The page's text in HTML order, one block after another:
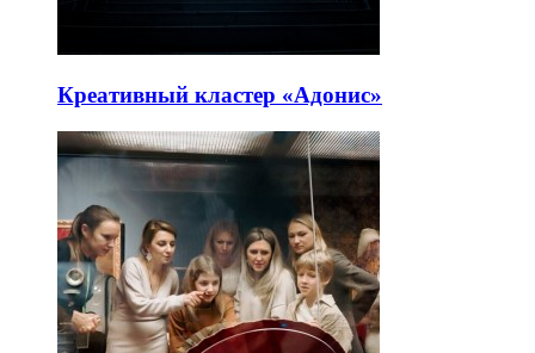
Креативный кластер «Адонис»